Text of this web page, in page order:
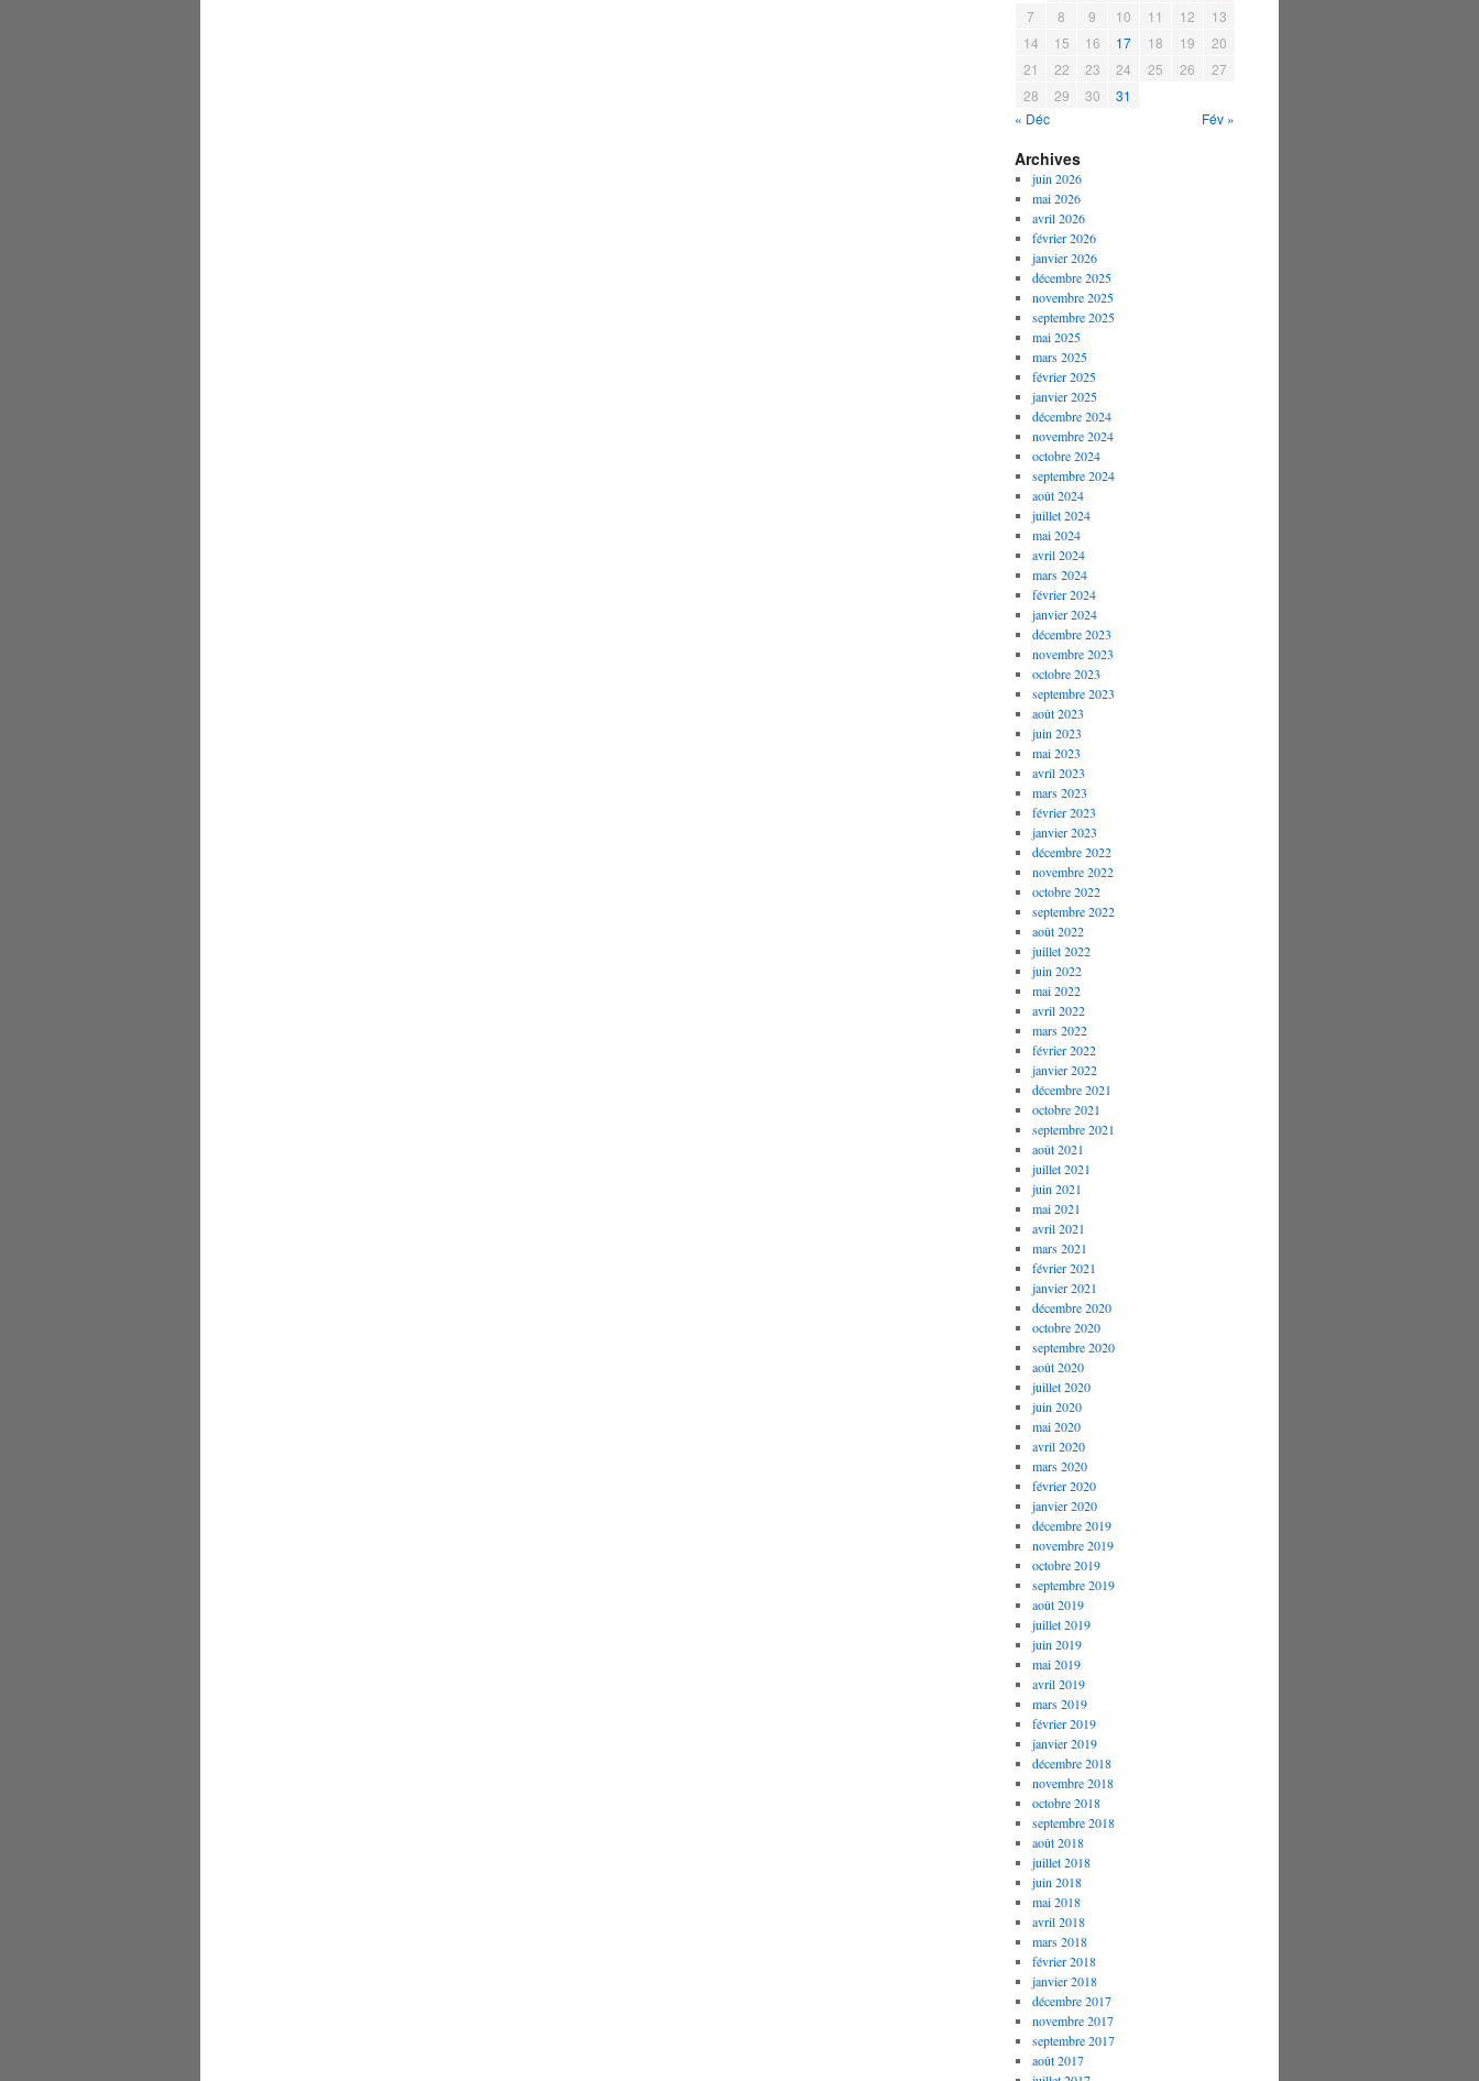
7
8 9 10 11 12
13
14
15 16 17 18 19
20
21
22 23 24 25 26
27
28
29 30
31
« Déc
Fév »
Archives
juin 2026
mai 2026
avril 2026
février 2026
janvier 2026
décembre 2025
novembre 2025
septembre 2025
mai 2025
mars 2025
février 2025
janvier 2025
décembre 2024
novembre 2024
octobre 2024
septembre 2024
août 2024
juillet 2024
mai 2024
avril 2024
mars 2024
février 2024
janvier 2024
décembre 2023
novembre 2023
octobre 2023
septembre 2023
août 2023
juin 2023
mai 2023
avril 2023
mars 2023
février 2023
janvier 2023
décembre 2022
novembre 2022
octobre 2022
septembre 2022
août 2022
juillet 2022
juin 2022
mai 2022
avril 2022
mars 2022
février 2022
janvier 2022
décembre 2021
octobre 2021
septembre 2021
août 2021
juillet 2021
juin 2021
mai 2021
avril 2021
mars 2021
février 2021
janvier 2021
décembre 2020
octobre 2020
septembre 2020
août 2020
juillet 2020
juin 2020
mai 2020
avril 2020
mars 2020
février 2020
janvier 2020
décembre 2019
novembre 2019
octobre 2019
septembre 2019
août 2019
juillet 2019
juin 2019
mai 2019
avril 2019
mars 2019
février 2019
janvier 2019
décembre 2018
novembre 2018
octobre 2018
septembre 2018
août 2018
juillet 2018
juin 2018
mai 2018
avril 2018
mars 2018
février 2018
janvier 2018
décembre 2017
novembre 2017
septembre 2017
août 2017